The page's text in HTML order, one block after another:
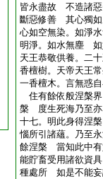
皆永盡故 不造諸惡
斷惡修善 其心獨如
心如空無染。如淨
明淨。如水無塵 如
天王恭敬供養。二
香檀樹。天帝天王
一香檀木。言無惑
住有餘依般涅槃
槃 度生死海乃至亦
十七。明此身得涅
惱所引諸蘊。乃至
餘涅槃 當知此中有
能貯畜受用諸欲資
種處所 如是不能妄